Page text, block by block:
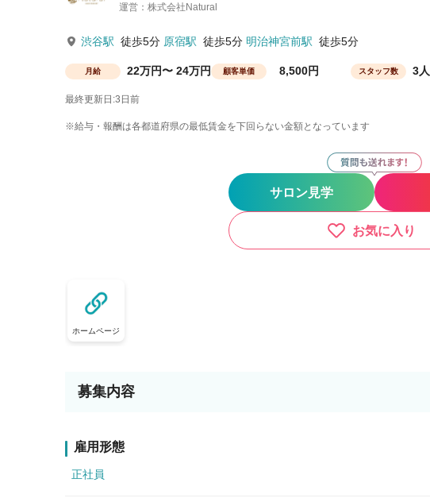
運営：株式会社Natural
渋谷駅 徒歩5分 原宿駅 徒歩5分 明治神宮前駅 徒歩5分
月給 22万円〜 24万円 顧客単価 8,500円 スタッフ数 3人
最終更新日:3日前
※給与・報酬は各都道府県の最低賃金を下回らない金額となっています
サロン見学
お気に入り
ホームページ
募集内容
雇用形態
正社員